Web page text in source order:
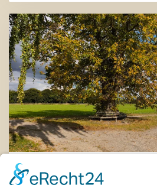
Station 3